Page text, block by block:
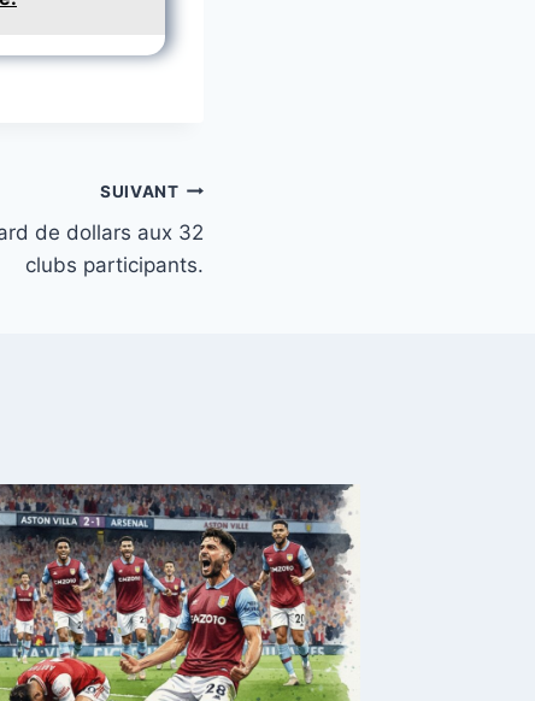
SUIVANT
de dollars aux 32
clubs participants.